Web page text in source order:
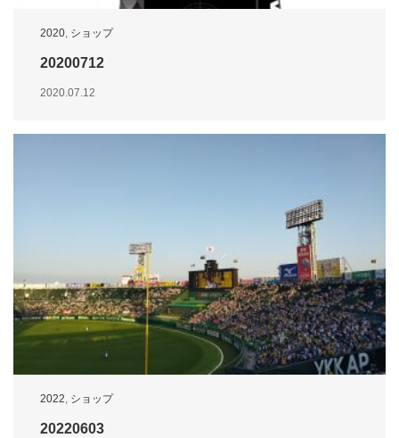
2020, ショップ
20200712
2020.07.12
2022 ショップ
20220603